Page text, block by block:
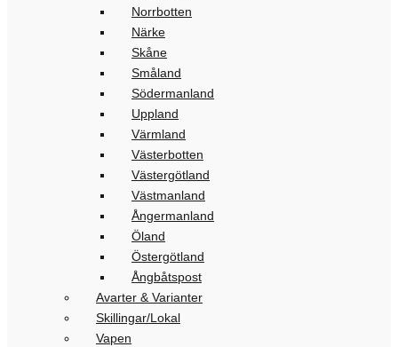
Norrbotten
Närke
Skåne
Småland
Södermanland
Uppland
Värmland
Västerbotten
Västergötland
Västmanland
Ångermanland
Öland
Östergötland
Ångbåtspost
Avarter & Varianter
Skillingar/Lokal
Vapen